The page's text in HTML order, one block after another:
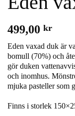
499,00 kr
Eden vaxad duk är
bomull (70%) och
gör duken
och inomhus.
mjuka pasteller som
Finns i storlek